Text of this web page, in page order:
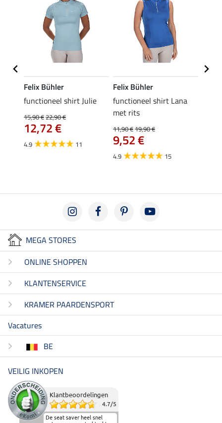
Felix Bühler
functioneel shirt Julie
15,90 €22,90 €
12,72 €
4.9 11
Felix Bühler
functioneel shirt Lana
met rits
11,90 €19,90 €
9,52 €
4.9 15
MEGA STORES
ONLINE SHOPPEN
KLANTENSERVICE
KRAMER PAARDENSPORT
Vacatures
BE
VEILIG INKOPEN
Klantbeoordelingen
4.7/5
De seat saver heel snel